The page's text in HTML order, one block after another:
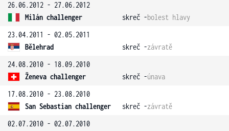
26.06.2012 - 27.06.2012
Milán challenger
skreč -bolest hlavy
23.04.2011 - 02.05.2011
Bělehrad
skreč -závratě
24.08.2010 - 18.09.2010
Ženeva challenger
skreč -únava
17.08.2010 - 23.08.2010
San Sebastian challenger
skreč -závratě
02.07.2010 - 02.07.2010